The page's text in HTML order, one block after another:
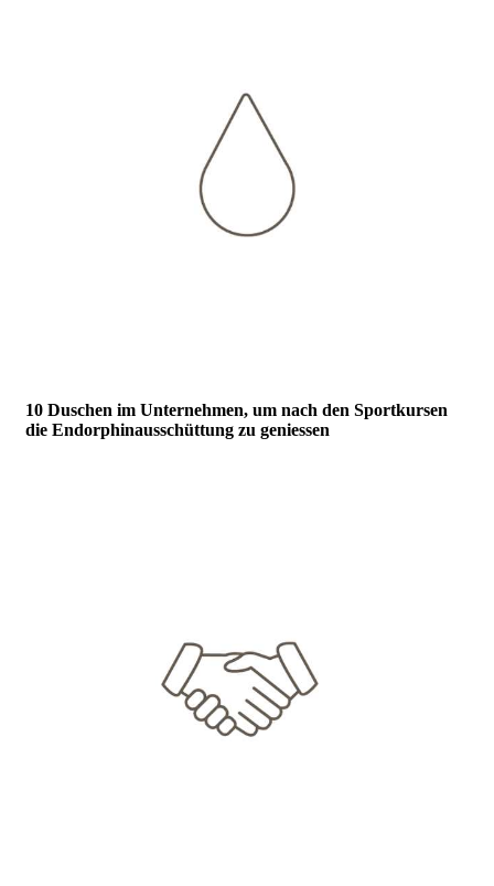
10 Duschen im Unternehmen, um nach den Sportkursen
die Endorphinausschüttung zu geniessen